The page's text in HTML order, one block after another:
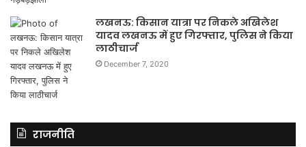
लखनऊ: किसान यात्रा पर निकले अखिलेश
यादव लखनऊ में हुए गिरफ्तार, पुलिस ने किया
लाठीचार्ज
December 7, 2020
राजनीति